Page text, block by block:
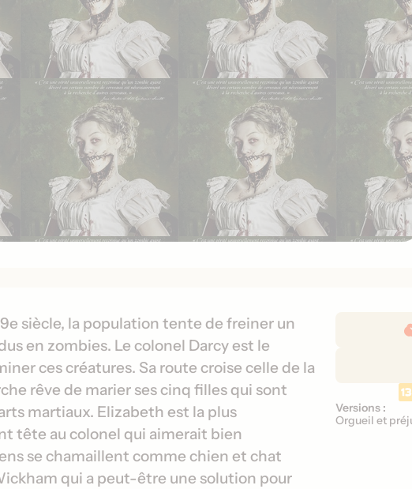
siècle, la population tente de freiner un
en zombies. Le colonel Darcy est le
ces créatures. Sa route croise celle de la
rêve de marier ses cinq filles qui sont
martiaux. Elizabeth est la plus
tête au colonel qui aimerait bien
se chamaillent comme chien et chat
qui a peut-être une solution pour
lV
e
Versions :
Orgueil et